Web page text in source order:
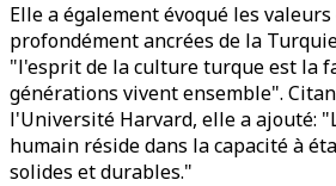
Elle a également évoqué les
profondément ancrées de la
"l'esprit de la culture turque est la
générations vivent ensemble".
l'Université Harvard, elle a ajouté:
humain réside dans la capacité à
solides et durables."